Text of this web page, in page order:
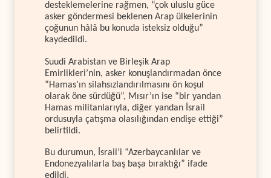
desteklemelerine rağmen, “çok uluslu güce
asker göndermesi beklenen Arap ülkelerinin
çoğunun hâlâ bu konuda isteksiz olduğu”
kaydedildi.
Suudi Arabistan ve Birleşik Arap
Emirlikleri’nin, asker konuşlandırmadan önce
“Hamas’ın silahsızlandırılmasını ön koşul
olarak öne sürdüğü”, Mısır’ın ise “bir yandan
Hamas militanlarıyla, diğer yandan İsrail
ordusuyla çatışma olasılığından endişe ettiği”
belirtildi.
Bu durumun, İsrail’i “Azerbaycanlılar ve
Endonezyalılarla baş başa bıraktığı” ifade
edildi.